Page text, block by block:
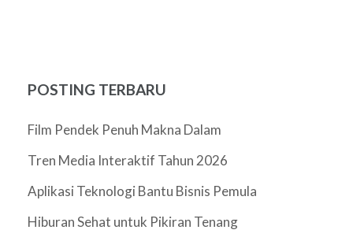
POSTING TERBARU
Film Pendek Penuh Makna Dalam
Tren Media Interaktif Tahun 2026
Aplikasi Teknologi Bantu Bisnis Pemula
Hiburan Sehat untuk Pikiran Tenang